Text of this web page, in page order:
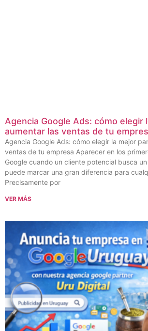
Agencia Google Ads: cómo elegir
aumentar las ventas de tu
Agencia Google Ads: cómo elegir la mejor
ventas de tu empresa Aparecer en los
Google cuando un cliente potencial busca
puede marcar una gran diferencia para
Precisamente por
VER MÁS